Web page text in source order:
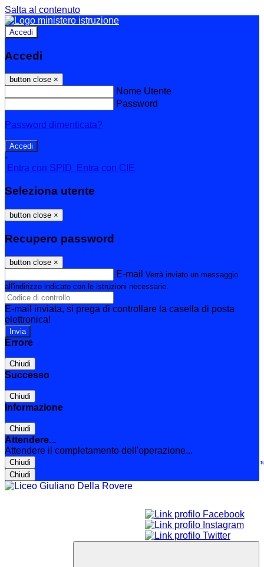
Salta al contenuto
Accedi
Accedi
button close ×
Nome Utente
Password
Password dimenticata?
-
Entra con SPID
Entra con CIE
Seleziona utente
button close ×
Recupero password
button close ×
E-mail Verrà inviato un messaggio
all'indirizzo indicato con le istruzioni necessarie.
E-mail inviata, si prega di controllare la casella di posta
elettronica!
Errore
Chiudi
Successo
Chiudi
Informazione
Chiudi
Attendere...
Attendere il completamento dell'operazione...
Chiudi
Chiudi
Le